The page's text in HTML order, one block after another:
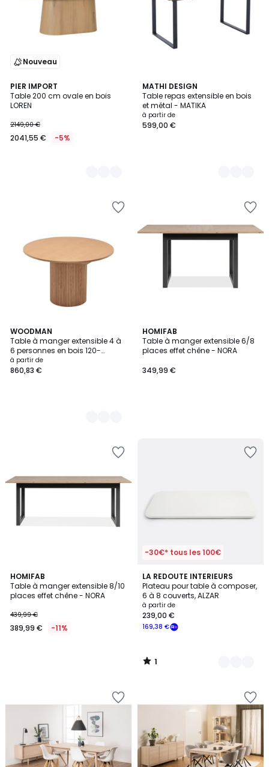
Nouveau
PIER IMPORT
Table 200 cm ovale en bois
LOREN
2149,00 €
2041,55 € -5%
2
Couleurs
MATHI DESIGN
Table repas extensible en bois
et métal - MATIKA
à partir de
599,00 €
2
Couleurs
WOODMAN
Table à manger extensible 4 à
6 personnes en bois 120-
160x120cm- TOSCANA
à partir de
860,83 €
2
Couleurs
HOMIFAB
Table à manger extensible 6/8
places effet chêne - NORA
349,99 €
HOMIFAB
Table à manger extensible 8/10
places effet chêne - NORA
439,99 €
389,99 € -11%
-30€* tous les 100€
LA REDOUTE INTERIEURS
Plateau pour table à composer,
6 à 8 couverts, ALZAR
à partir de
169,38 €
239,00 €
1
/
5
4
Couleurs
1
/